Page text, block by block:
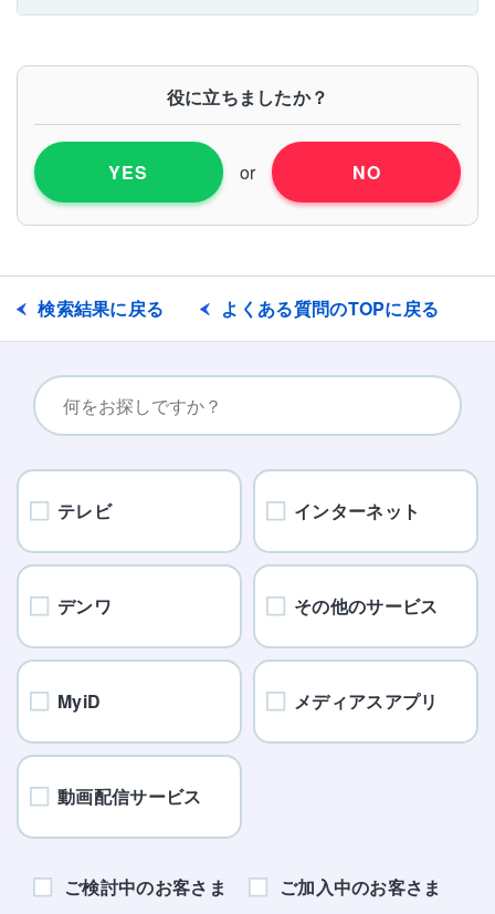
役に立ちましたか？
YES or NO
検索結果に戻る よくある質問のTOPに戻る
テレビ インターネット
デンワ その他のサービス
MyiD メディアスアプリ
動画配信サービス
ご検討中のお客さま ご加入中のお客さま